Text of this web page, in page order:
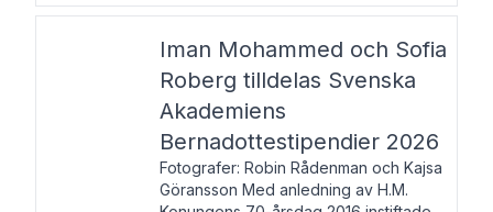
Iman Mohammed och Sofia
Roberg tilldelas Svenska
Akademiens
Bernadottestipendier 2026
Fotografer: Robin Rådenman och Kajsa
Göransson Med anledning av H.M.